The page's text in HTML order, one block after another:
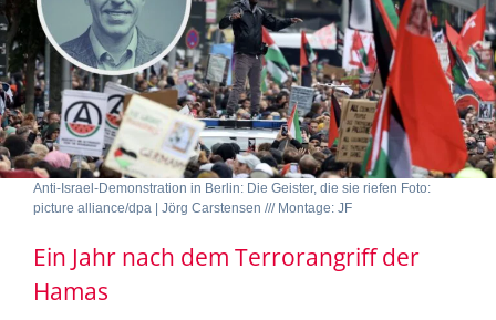
Anti-Israel-Demonstration in Berlin: Die Geister, die sie riefen Foto:
picture alliance/dpa | Jörg Carstensen /// Montage: JF
Ein Jahr nach dem Terrorangriff der
Hamas